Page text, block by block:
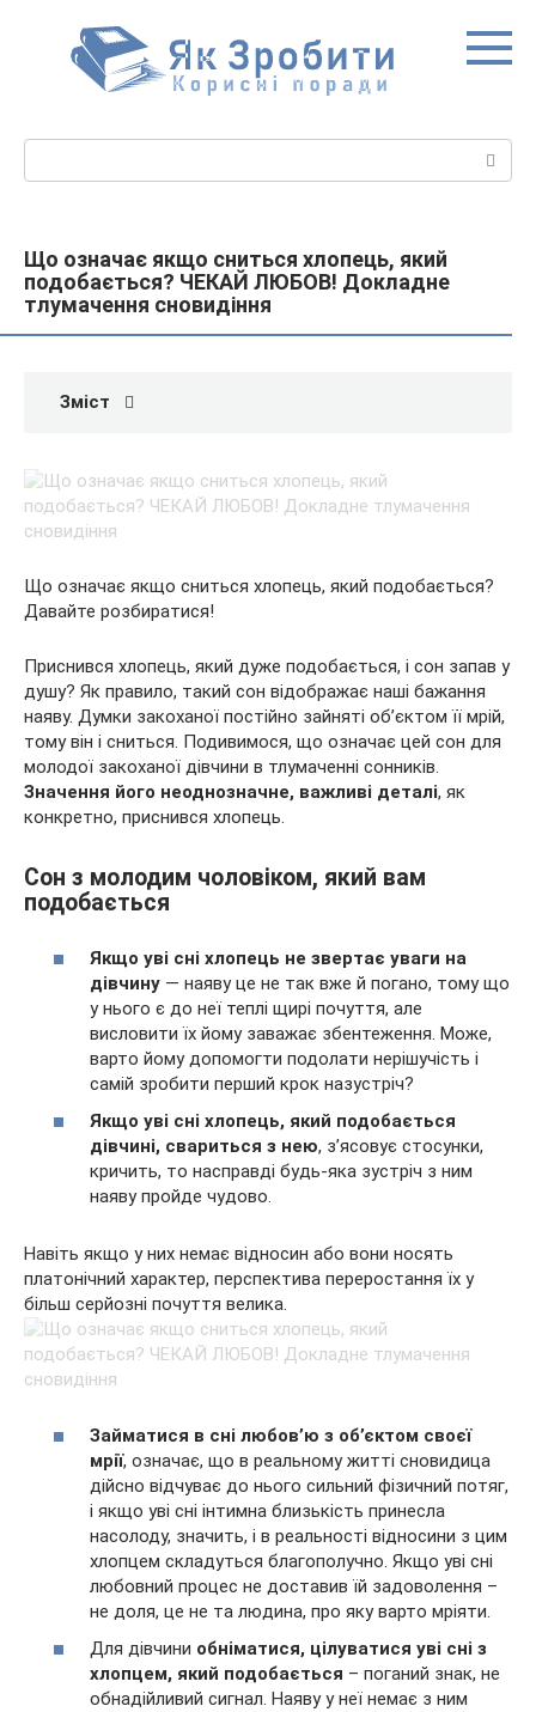
Що означає якщо сниться хлопець, який
подобається? ЧЕКАЙ ЛЮБОВ! Докладне
тлумачення сновидіння
Зміст
Що означає якщо сниться хлопець, який подобається?
Давайте розбиратися!
Приснився хлопець, який дуже подобається, і сон запав у
душу? Як правило, такий сон відображає наші бажання
наяву. Думки закоханої постійно зайняті об’єктом її мрій,
тому він і сниться. Подивимося, що означає цей сон для
молодої закоханої дівчини в тлумаченні сонників.
Значення його неоднозначне, важливі деталі, як
конкретно, приснився хлопець.
Сон з молодим чоловіком, який вам
подобається
Якщо уві сні хлопець не звертає уваги на
дівчину — наяву це не так вже й погано, тому що
у нього є до неї теплі щирі почуття, але
висловити їх йому заважає збентеження. Може,
варто йому допомогти подолати нерішучість і
самій зробити перший крок назустріч?
Якщо уві сні хлопець, який подобається
дівчині, свариться з нею, з’ясовує стосунки,
кричить, то насправді будь-яка зустріч з ним
наяву пройде чудово.
Навіть якщо у них немає відносин або вони носять
платонічний характер, перспектива переростання їх у
більш серйозні почуття велика.
Займатися в сні любов’ю з об’єктом своєї
мрії, означає, що в реальному житті сновидица
дійсно відчуває до нього сильний фізичний потяг,
і якщо уві сні інтимна близькість принесла
насолоду, значить, і в реальності відносини з цим
хлопцем складуться благополучно. Якщо уві сні
любовний процес не доставив їй задоволення –
не доля, це не та людина, про яку варто мріяти.
Для дівчини обніматися, цілуватися уві сні з
хлопцем, який подобається – поганий знак, не
обнадійливий сигнал. Наяву у неї немає з ним